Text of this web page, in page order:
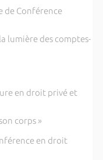
de Conférence
lumière des comptes-
en droit privé et
corps »
en droit